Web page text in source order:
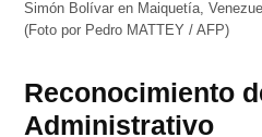
Simón Bolívar en Maiquetía,
(Foto por Pedro MATTEY / AFP)
Reconocimiento
Administrativo